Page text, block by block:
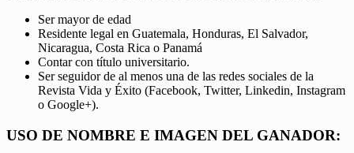
Ser mayor de edad
Residente legal en Guatemala, Honduras, El Salvador,
Nicaragua, Costa Rica o Panamá
Contar con título universitario.
Ser seguidor de al menos una de las redes sociales de la
Revista Vida y Éxito (Facebook, Twitter, Linkedin, Instagram
o Google+).
USO DE NOMBRE E IMAGEN DEL GANADOR: